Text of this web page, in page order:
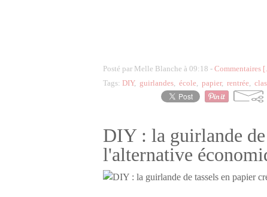
Posté par Melle Blanche à 09:18 - Commentaires [
Tags: DIY, guirlandes, école, papier, rentrée,
DIY : la guirlande de
l'alternative